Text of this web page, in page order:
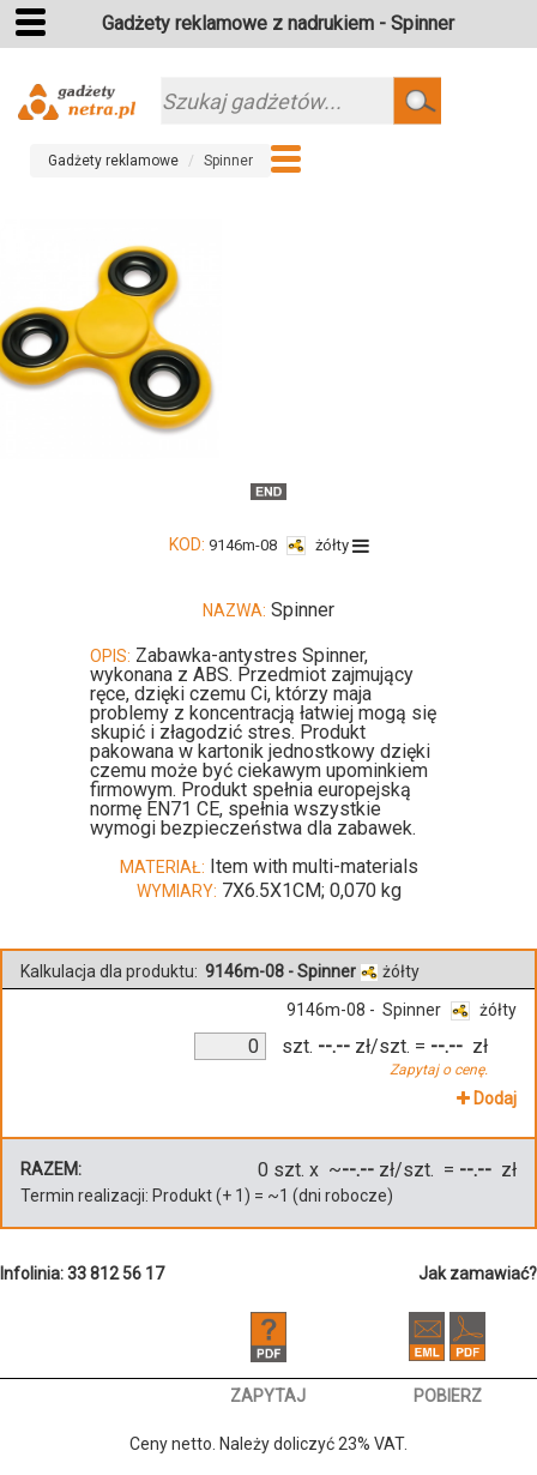
Gadżety reklamowe z nadrukiem - Spinner
Szukaj
Gadżety reklamowe Spinner
KOD: 9146m-08 żółty
NAZWA: Spinner
OPIS: Zabawka-antystres Spinner,
wykonana z ABS. Przedmiot zajmujący
ręce, dzięki czemu Ci, którzy maja
problemy z koncentracją łatwiej mogą się
skupić i złagodzić stres. Produkt
pakowana w kartonik jednostkowy dzięki
czemu może być ciekawym upominkiem
firmowym. Produkt spełnia europejską
normę EN71 CE, spełnia wszystkie
wymogi bezpieczeństwa dla zabawek.
MATERIAŁ: Item with multi-materials
WYMIARY: 7X6.5X1CM; 0,070 kg
Kalkulacja dla produktu: 9146m-08 - Spinner żółty
9146m-08 - Spinner żółty
szt. --.-- zł/szt.
Zapytaj o cenę.
= --.-- zł
Dodaj
RAZEM: 0 szt. x ~--.-- zł/szt. = --.-- zł
Termin realizacji: Produkt(+ 1 ) = ~1 (dni robocze)
Infolinia: 33 812 56 17 Jak zamawiać?
ZAPYTAJ POBIERZ
Ceny netto. Należy doliczyć 23% VAT.